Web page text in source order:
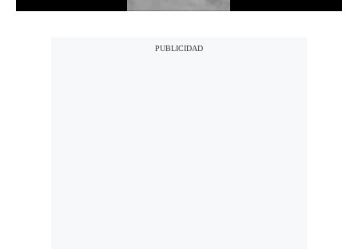
Fotogalerías